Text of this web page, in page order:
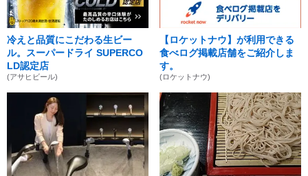
冷えと品質にこだわる生ビー
ル。スーパードライ SUPERCO
LD認定店
(アサヒビール)
【ロケットナウ】が利用できる
食べログ掲載店舗をご紹介しま
す。
(ロケットナウ)